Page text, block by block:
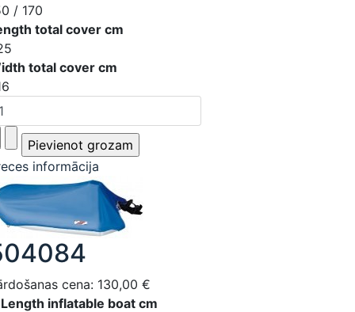
/ 170
total cover cm
total cover cm
informācija
cena: 130,00 €
inflatable boat cm